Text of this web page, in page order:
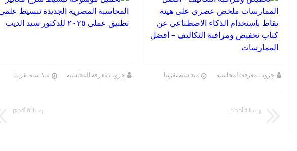
الممارسات
جروب معرفة المحاسبة منذ سنة تقريبا جروب معرفة المحاسبة منذ سنة تقريبا
رسالة أحدث رسالة أقدم